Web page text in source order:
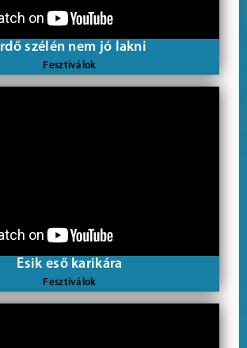
szélén nem jó lakni
Fesztiválok
Esik eső karikára
Fesztiválok